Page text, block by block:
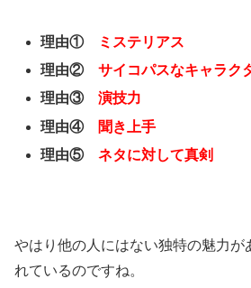
理由①
ミステリアス
理由②サイコパスなキャラク
理由③演技力
理由④
聞き上手
理由⑤ネタに対して真剣
やはり他の人にはない独特の魅力が
れているのですね。